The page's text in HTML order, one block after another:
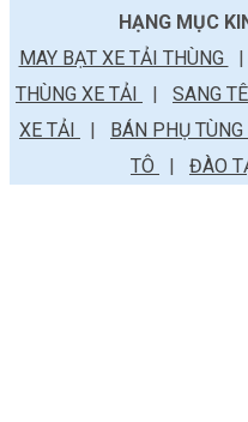
HẠNG MỤC
MAY BẠT XE TẢI THÙNG
|
THÙNG XE TẢI
| SANG
XE TẢI
| BÁN PHỤ TÙNG
TÔ
| ĐÀO